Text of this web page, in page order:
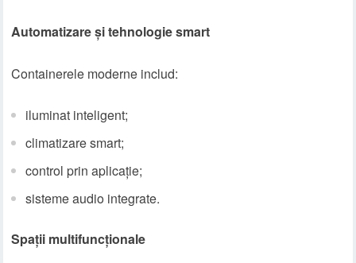
Automatizare și tehnologie smart
Containerele moderne includ:
iluminat inteligent;
climatizare smart;
control prin aplicație;
sisteme audio integrate.
Spații multifuncționale